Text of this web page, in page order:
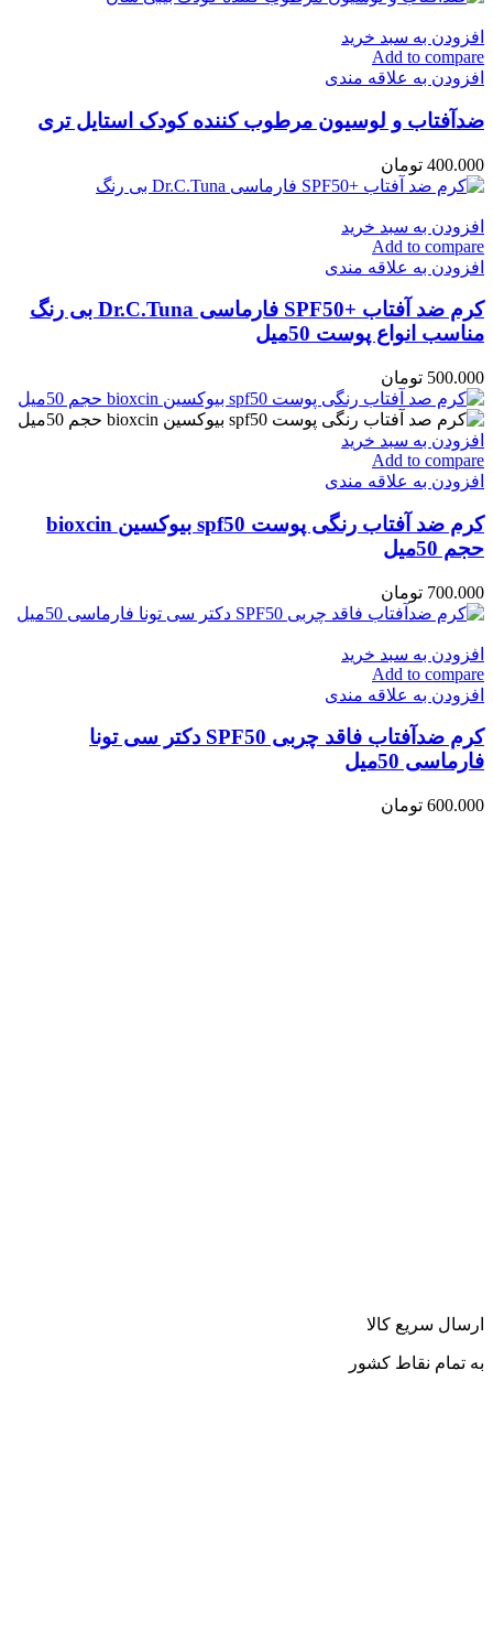
افزودن به سبد خرید
Add to compare
افزودن به علاقه مندی
ضدآفتاب و لوسیون مرطوب کننده کودک استایل تری
400.000 تومان
افزودن به سبد خرید
Add to compare
افزودن به علاقه مندی
کرم ضد آفتاب +SPF50 فارماسی Dr.C.Tuna بی رنگ
مناسب انواع پوست 50میل
500.000 تومان
افزودن به سبد خرید
Add to compare
افزودن به علاقه مندی
کرم ضد آفتاب رنگی پوست spf50 بیوکسین bioxcin
حجم 50میل
700.000 تومان
افزودن به سبد خرید
Add to compare
افزودن به علاقه مندی
کرم ضدآفتاب فاقد چربی SPF50 دکتر سی تونا
فارماسی 50میل
600.000 تومان
ارسال سریع کالا
به تمام نقاط کشور